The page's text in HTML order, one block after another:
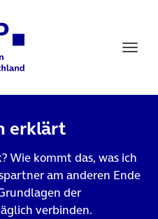
erklärt
Wie kommt das, was ich
am anderen Ende
der
verbinden.